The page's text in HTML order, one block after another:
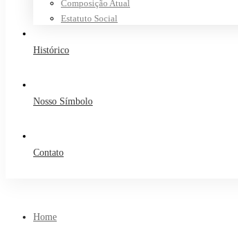
Composição Atual
Estatuto Social
Histórico
Nosso Símbolo
Contato
Home